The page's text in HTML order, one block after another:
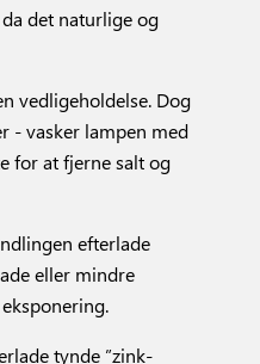
det naturlige og
vedligeholdelse. Dog
- vasker lampen med
for at fjerne salt og
efterlade
eller mindre
tynde ”zink-